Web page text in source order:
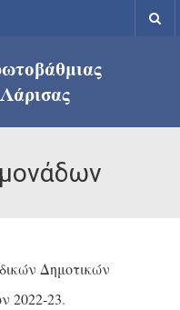
Δημοτικών
2022-23.